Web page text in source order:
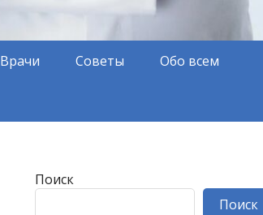
Врачи Советы Обо всем
Поиск
Поиск